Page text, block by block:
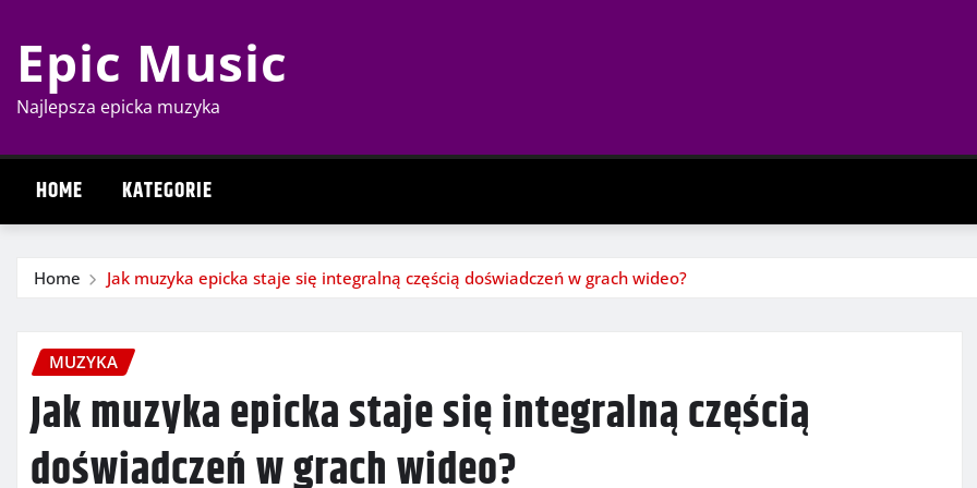
content
Epic Music
Najlepsza epicka muzyka
HOME KATEGORIE
Home Jak muzyka epicka staje się integralną częścią doświadczeń w grach wideo?
MUZYKA
Jak muzyka epicka staje się integralną częścią
doświadczeń w grach wideo?